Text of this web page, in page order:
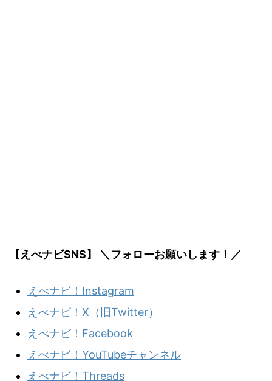
【えべナビSNS】 ＼フォローお願いします！／
えべナビ！Instagram
えべナビ！X（旧Twitter）
えべナビ！Facebook
えべナビ！YouTubeチャンネル
えべナビ！Threads